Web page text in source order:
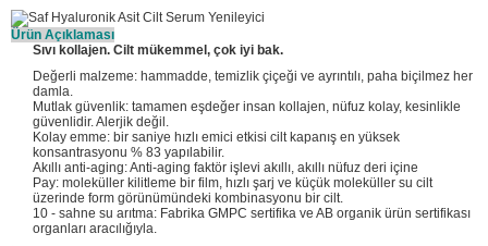
Ürün Açıklaması
Sıvı kollajen. Cilt mükemmel, çok iyi bak.
Değerli malzeme: hammadde, temizlik çiçeği ve ayrıntılı, paha biçilmez her
damla.
Mutlak güvenlik: tamamen eşdeğer insan kollajen, nüfuz kolay, kesinlikle
güvenlidir. Alerjik değil.
Kolay emme: bir saniye hızlı emici etkisi cilt kapanış en yüksek
konsantrasyonu % 83 yapılabilir.
Akıllı anti-aging: Anti-aging faktör işlevi akıllı, akıllı nüfuz deri içine
Pay: moleküller kilitleme bir film, hızlı şarj ve küçük moleküller su cilt
üzerinde form görünümündeki kombinasyonu bir cilt.
10 - sahne su arıtma: Fabrika GMPC sertifika ve AB organik ürün sertifikası
organları aracılığıyla.